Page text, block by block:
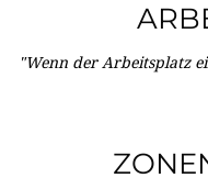
"Wenn der Arbeitsplatz